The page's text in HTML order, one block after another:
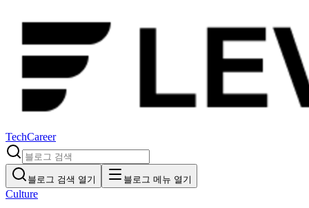
TechCareer
블로그 검색 열기 블로그 메뉴 열기
Culture